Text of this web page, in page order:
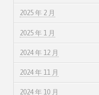
2025 年 2 月
2025 年 1 月
2024 年 12 月
2024 年 11 月
2024 年 10 月